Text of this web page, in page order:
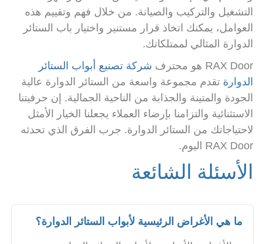
التشغيل والتركيب والصيانة. من خلال فهم وتقييم هذه
العوامل، يمكنك اتخاذ قرار مستنير واختيار باب الستائر
الدوارة المثالي لممتلكاتك.
RAX Door هو محترف
شركة تصنيع أبواب الستائر
الدوارة تقدم مجموعة واسعة من الستائر الدوارة عالية
الجودة والمتينة والجذابة من الناحية الجمالية. إن حرفيتنا
الاستثنائية والتزامنا بإرضاء العملاء يجعلنا الخيار الأمثل
لاحتياجاتك من الستائر الدوارة. جرب الفرق الذي تحدثه
RAX Door اليوم.
الأسئلة الشائعة
ما هي الأغراض الرئيسية لأبواب الستائر الدوارة؟